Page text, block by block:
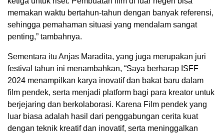
memakan waktu bertahun-tahun dengan banyak referensi,
sehingga pemahaman situasi yang mendalam sangat
penting,” tambahnya.
Sementara itu Anjas Maradita, yang juga merupakan juri
festival tahun ini menambahkan, “Saya berharap ISFF
2024 menampilkan karya inovatif dan bakat baru dalam
film pendek, serta menjadi platform bagi para kreator untuk
berjejaring dan berkolaborasi. Karena Film pendek yang
luar biasa adalah hasil dari penggabungan cerita kuat
dengan teknik kreatif dan inovatif, serta meninggalkan